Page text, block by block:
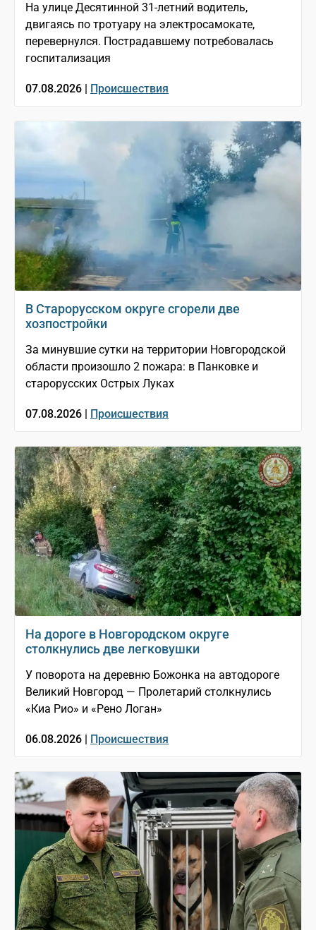
На улице Десятинной 31-летний водитель,
двигаясь по тротуару на электросамокате,
перевернулся. Пострадавшему потребовалась
госпитализация
07.08.2026 | Происшествия
В Старорусском округе сгорели две
хозпостройки
За минувшие сутки на территории Новгородской
области произошло 2 пожара: в Панковке и
старорусских Острых Луках
07.08.2026 | Происшествия
На дороге в Новгородском округе
столкнулись две легковушки
У поворота на деревню Божонка на автодороге
Великий Новгород — Пролетарий столкнулись
«Киа Рио» и «Рено Логан»
06.08.2026 | Происшествия